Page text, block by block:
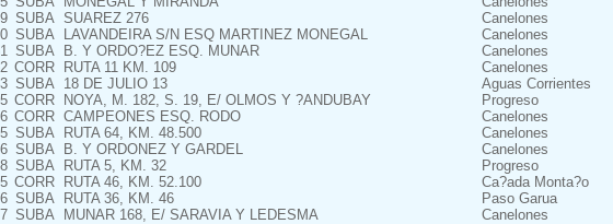
SUBA SUAREZ 276 Canelones
SUBA LAVANDEIRA S/N ESQ MARTINEZ MONEGAL Canelones
SUBA B. Y ORDO?EZ ESQ. MUNAR Canelones
CORR RUTA 11 KM. 109 Canelones
SUBA 18 DE JULIO 13 Aguas Corrientes
CORR NOYA, M. 182, S. 19, E/ OLMOS Y ?ANDUBAY Progreso
CORR CAMPEONES ESQ. RODO Canelones
SUBA RUTA 64, KM. 48.500 Canelones
SUBA B. Y ORDONEZ Y GARDEL Canelones
SUBA RUTA 5, KM. 32 Progreso
CORR RUTA 46, KM. 52.100 Ca?ada Monta?o
SUBA RUTA 36, KM. 46 Paso Garua
SUBA MUNAR 168, E/ SARAVIA Y LEDESMA Canelones